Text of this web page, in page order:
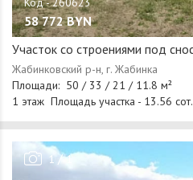
58 772 BYN
Участок со строениями под
1/1